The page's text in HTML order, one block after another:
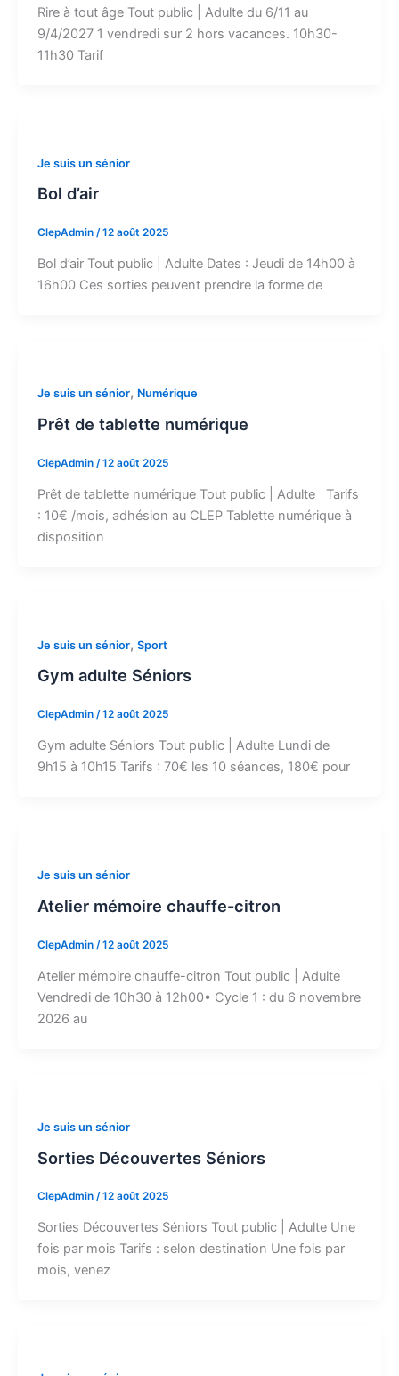
Rire à tout âge Tout public | Adulte du 6/11 au
9/4/2027 1 vendredi sur 2 hors vacances. 10h30-
11h30 Tarif
Je suis un sénior
Bol d’air
ClepAdmin /12 août 2025
Bol d’air Tout public | Adulte Dates : Jeudi de 14h00 à
16h00 Ces sorties peuvent prendre la forme de
Je suis un sénior, Numérique
Prêt de tablette numérique
ClepAdmin /12 août 2025
Prêt de tablette numérique Tout public | Adulte Tarifs
: 10€ /mois, adhésion au CLEP Tablette numérique à
disposition
Je suis un sénior, Sport
Gym adulte Séniors
ClepAdmin /12 août 2025
Gym adulte Séniors Tout public | Adulte Lundi de
9h15 à 10h15 Tarifs : 70€ les 10 séances, 180€ pour
Je suis un sénior
Atelier mémoire chauffe-citron
ClepAdmin /12 août 2025
Atelier mémoire chauffe-citron Tout public | Adulte
Vendredi de 10h30 à 12h00• Cycle 1 : du 6 novembre
2026 au
Je suis un sénior
Sorties Découvertes Séniors
ClepAdmin /12 août 2025
Sorties Découvertes Séniors Tout public | Adulte Une
fois par mois Tarifs : selon destination Une fois par
mois, venez